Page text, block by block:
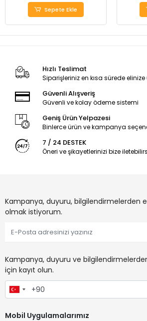
Sepete Ekle
Hızlı Teslimat
Siparişleriniz en kısa sürede elinize
Güvenli Alışveriş
Güvenli ve kolay ödeme sistemi
Geniş Ürün Yelpazesi
Binlerce ürün ve kampanya
7 / 24 DESTEK
Öneri ve şikayetlerinizi bize
Kampanya, duyuru, bilgilendirmelerden
olmak istiyorum.
Kampanya, duyuru ve
için kayıt olun.
Mobil Uygulamalarımız